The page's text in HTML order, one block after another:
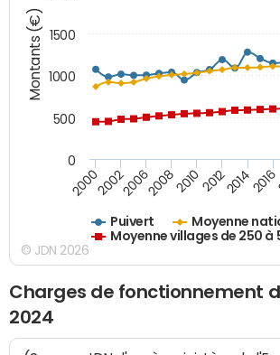
Montants (€)
Puivert
Moyenne
Moyenne villages de 250 à
20002002200620082010201220142016
0
500
1000
1500
© JDN 2026
Charges de fonctionnement
2024